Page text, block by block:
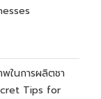
ในการผลิตชา
Tips for